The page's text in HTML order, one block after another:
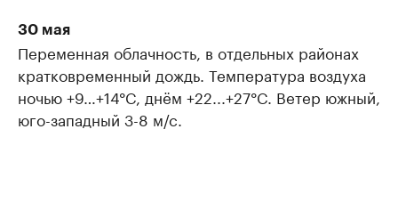
30 мая
Переменная облачность, в отдельных районах
кратковременный дождь. Температура воздуха
ночью +9…+14°C, днём +22...+27°C. Ветер южный,
юго-западный 3-8 м/с.